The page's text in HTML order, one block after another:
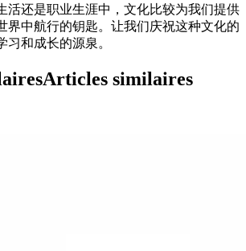
活还是职业生涯中，文化比较为我们提供
界中航行的钥匙。让我们庆祝这种文化的
习和成长的源泉。
Articles similaires